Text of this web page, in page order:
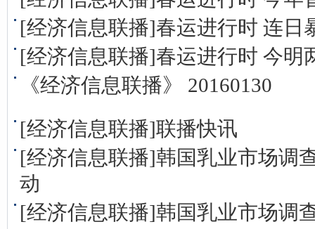
[经济信息联播]春运进行时 连日
[经济信息联播]春运进行时 今明
《经济信息联播》 20160130
[经济信息联播]联播快讯
[经济信息联播]韩国乳业市场调
动
[经济信息联播]韩国乳业市场调